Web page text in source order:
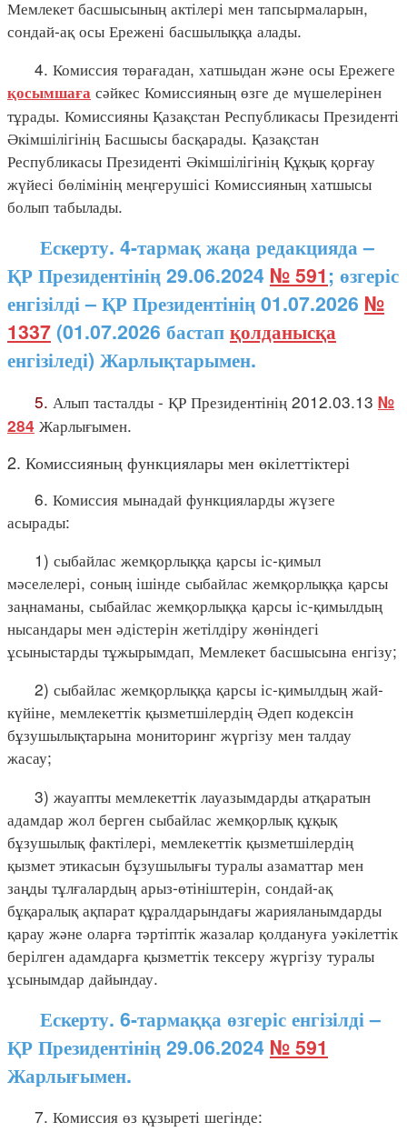
Мемлекет басшысының актілері мен тапсырмаларын,
сондай-ақ осы Ережені басшылыққа алады.
4. Комиссия төрағадан, хатшыдан және осы Ережеге
қосымшаға сәйкес Комиссияның өзге де мүшелерінен
тұрады. Комиссияны Қазақстан Республикасы Президенті
Әкімшілігінің Басшысы басқарады. Қазақстан
Республикасы Президенті Әкімшілігінің Құқық қорғау
жүйесі бөлімінің меңгерушісі Комиссияның хатшысы
болып табылады.
Ескерту. 4-тармақ жаңа редакцияда –
ҚР Президентінің 29.06.2024 № 591; өзгеріс
енгізілді – ҚР Президентінің 01.07.2026 №
1337 (01.07.2026 бастапқолданысқа
енгізіледі) Жарлықтарымен.
5. Алып тасталды - ҚР Президентінің 2012.03.13 №
284 Жарлығымен.
2. Комиссияның функциялары мен өкілеттіктері
6. Комиссия мынадай функцияларды жүзеге
асырады:
1) сыбайлас жемқорлыққа қарсы іс-қимыл
мәселелері, соның ішінде сыбайлас жемқорлыққа қарсы
заңнаманы, сыбайлас жемқорлыққа қарсы іс-қимылдың
нысандары мен әдістерін жетілдіру жөніндегі
ұсыныстарды тұжырымдап, Мемлекет басшысына енгізу;
2) сыбайлас жемқорлыққа қарсы іс-қимылдың жай-
күйіне, мемлекеттік қызметшілердің Әдеп кодексін
бұзушылықтарына мониторинг жүргізу мен талдау
жасау;
3) жауапты мемлекеттік лауазымдарды атқаратын
адамдар жол берген сыбайлас жемқорлық құқық
бұзушылық фактілері, мемлекеттік қызметшілердің
қызмет этикасын бұзушылығы туралы азаматтар мен
заңды тұлғалардың арыз-өтініштерін, сондай-ақ
бұқаралық ақпарат құралдарындағы жарияланымдарды
қарау және оларға тәртіптік жазалар қолдануға уәкілеттік
берілген адамдарға қызметтік тексеру жүргізу туралы
ұсынымдар дайындау.
Ескерту. 6-тармаққа өзгеріс енгізілді –
ҚР Президентінің 29.06.2024 № 591
Жарлығымен.
7. Комиссия өз құзыреті шегінде: